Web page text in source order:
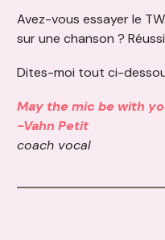
Avez-vous essayer le
sur une chanson ?
Dites-moi tout ci-
May the mic be with
-Vahn Petit
coach vocal